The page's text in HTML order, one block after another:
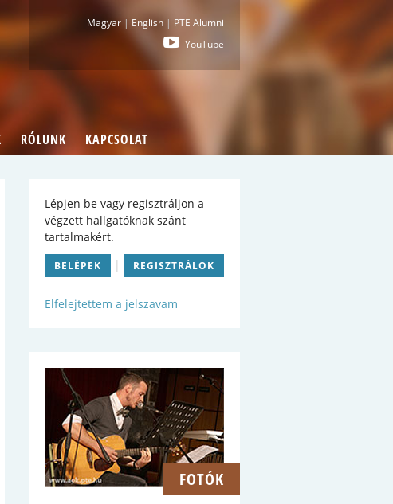
: Pécsi Tudományegyetem Általános
Magyar | English | PTE Alumni
YouTube
RÓLUNK KAPCSOLAT
Lépjen be vagy regisztráljon a
végzett hallgatóknak szánt
tartalmakért.
BELÉPEK | REGISZTRÁLOK
Elfelejtettem a jelszavam
FOTÓK